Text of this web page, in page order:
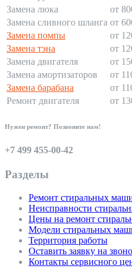
Замена люка
от
Замена сливного шланга от
Замена помпы
от
Замена тэна
от
Замена двигателя
от
Замена амортизаторов
от
Замена барабана
от
Ремонт двигателя
от
Нужен ремонт? Позвоните нам!
+7 499 455-00-42
Разделы
Ремонт стиральных
Неисправности
Цены на ремонт
Модели стиральных
Территория работы
Оставить заявку на
Контакты сервисного